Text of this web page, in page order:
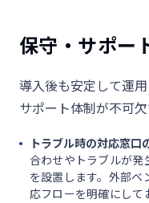
保守・サポー
導入後も安定して運
サポート体制が不可欠
トラブル時の対応窓口
合わせやトラブルが発
を設置します。外部
応フローを明確にして